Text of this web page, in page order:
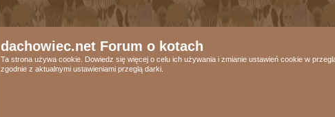
dachowiec.net Forum o kotach
Ta strona używa cookie. Dowiedz się więcej o celu ich używania i zmianie ustawień cookie w
zgodnie z aktualnymi ustawieniami przeglą darki.